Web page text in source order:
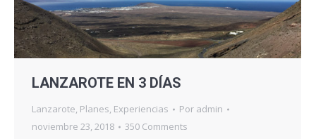
LANZAROTE EN 3 DÍAS
Lanzarote, Planes, Experiencias Por admin
noviembre 23, 2018
350 Comments